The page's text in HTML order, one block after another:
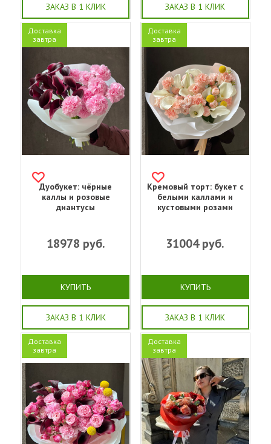
ЗАКАЗ В 1 КЛИК ЗАКАЗ В 1 КЛИК
Доставка
завтра
Дуобукет: чёрные
каллы и розовые
диантусы
18978 руб.
КУПИТЬ
ЗАКАЗ В 1 КЛИК
Доставка
завтра
Кремовый торт: букет с
белыми каллами и
кустовыми розами
31004руб.
КУПИТЬ
ЗАКАЗ В 1 КЛИК
Доставка
завтра
Доставка
завтра